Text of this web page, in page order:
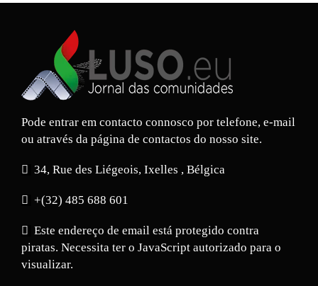
Pode entrar em contacto connosco por telefone, e-mail
ou através da página de contactos do nosso site.
34, Rue des Liégeois, Ixelles , Bélgica
+(32) 485 688 601
Este endereço de email está protegido contra
piratas. Necessita ter o JavaScript autorizado para o
visualizar.